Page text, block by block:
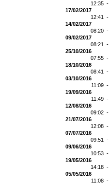
12:35 -
17/02/2017
12:41 -
14/02/2017
08:20 -
09/02/2017
08:21 -
25/10/2016
07:55 -
18/10/2016
08:41 -
03/10/2016
11:09 -
19/09/2016
11:49 -
12/08/2016
09:02 -
21/07/2016
12:08 -
07/07/2016
09:51 -
09/06/2016
10:53 -
19/05/2016
14:18 -
05/05/2016
11:08 -